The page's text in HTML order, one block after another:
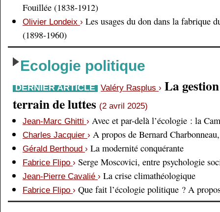
Fouillée (1838-1912)
Olivier Londeix › Les usages du don dans la fabrique
(1898-1960)
Ecologie politique
DERNIER ARTICLE Valéry Rasplus › La
terrain de luttes (2 avril 2025)
Jean-Marc Ghitti › Avec et par-delà l’écologie : la
Charles Jacquier › A propos de Bernard
Gérald Berthoud › La modernité conquérante
Fabrice Flipo › Serge Moscovici, entre psychologie
Jean-Pierre Cavalié › La crise climathéologique
Fabrice Flipo › Que fait l’écologie politique ? A